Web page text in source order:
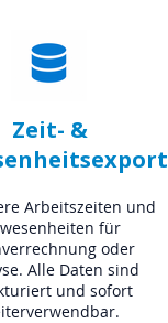
Zeit- &
Arbeitszeiten und
für
oder
Alle Daten sind
und sofort